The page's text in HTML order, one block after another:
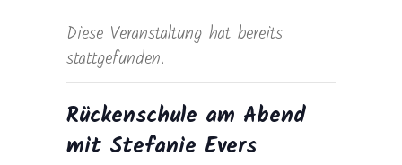
Diese Veranstaltung hat bereits
stattgefunden.
Rückenschule am Abend
mit Stefanie Evers